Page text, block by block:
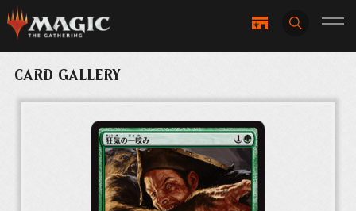
CARD GALLERY